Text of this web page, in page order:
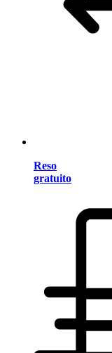
Reso
gratuito